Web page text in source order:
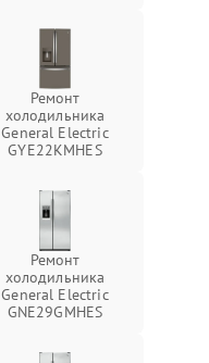
Ремонт
холодильника
General Electric
GYE22KMHES
Ремонт
холодильника
General Electric
GNE29GMHES